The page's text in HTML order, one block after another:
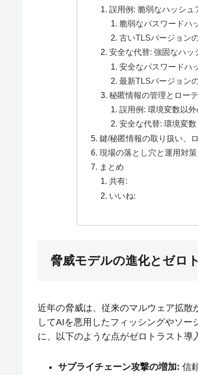
誤用例: 脆弱なハッシ
脆弱なパスワードハ
古いTLSバージョン
安全な代替: 強固なハ
安全なパスワードハ
最新TLSバージョン
秘匿情報の管理とロー
誤用例: 環境変数以
安全な代替: 環境変
鍵/秘匿情報の取り扱い、
現場の落とし穴と運用対策
まとめ
共有:
いいね:
脅威モデルの進化とゼロ
近年の脅威は、従来のマルウェア拡
してAIを悪用したフィッシングやソ
に、以下のような点がゼロトラスト導
サプライチェーン攻撃の増加: 信